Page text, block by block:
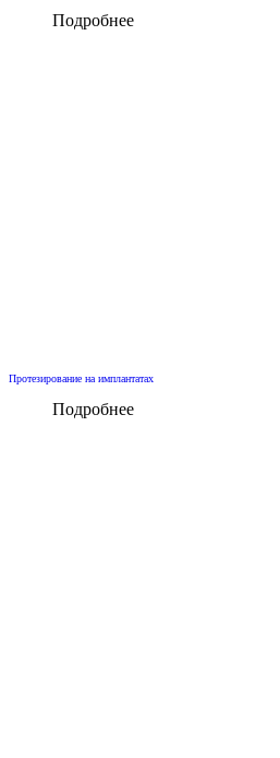
Подробнее
Протезирование на имплантатах
Подробнее